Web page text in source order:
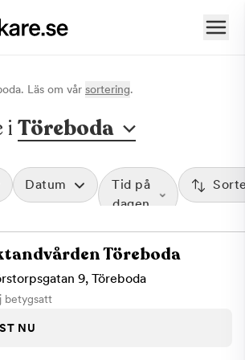
. Läs om vår sortering.
i Töreboda
Datum
Tid på
dagen
Töreboda
9, Töreboda
betygsatt
NU